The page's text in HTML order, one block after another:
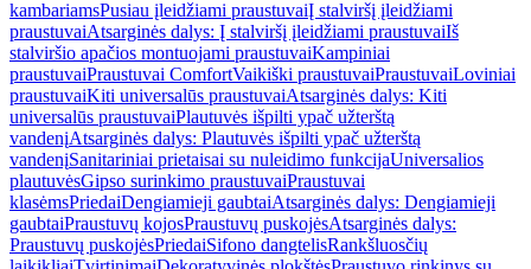
kambariamsPusiau įleidžiami praustuvaiĮ stalviršį įleidžiami
praustuvaiAtsarginės dalys: Į stalviršį įleidžiami praustuvaiIš
stalviršio apačios montuojami praustuvaiKampiniai
praustuvaiPraustuvai ComfortVaikiški praustuvaiPraustuvaiLoviniai
praustuvaiKiti universalūs praustuvaiAtsarginės dalys: Kiti
universalūs praustuvaiPlautuvės išpilti ypač užterštą
vandenįAtsarginės dalys: Plautuvės išpilti ypač užterštą
vandenįSanitariniai prietaisai su nuleidimo funkcijaUniversalios
plautuvėsGipso surinkimo praustuvaiPraustuvai
klasėmsPriedaiDengiamieji gaubtaiAtsarginės dalys: Dengiamieji
gaubtaiPraustuvų kojosPraustuvų puskojėsAtsarginės dalys:
Praustuvų puskojėsPriedaiSifono dangtelisRankšluosčių